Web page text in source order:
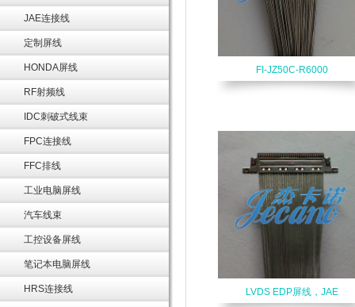
JAE连接线
定制屏线
HONDA屏线
RF射频线
IDC刺破式线束
FPC连接线
FFC排线
工业电脑屏线
汽车线束
工控设备屏线
笔记本电脑屏线
HRS连接线
FI-JZ50C-R6000
LVDS EDP屏线，JAE